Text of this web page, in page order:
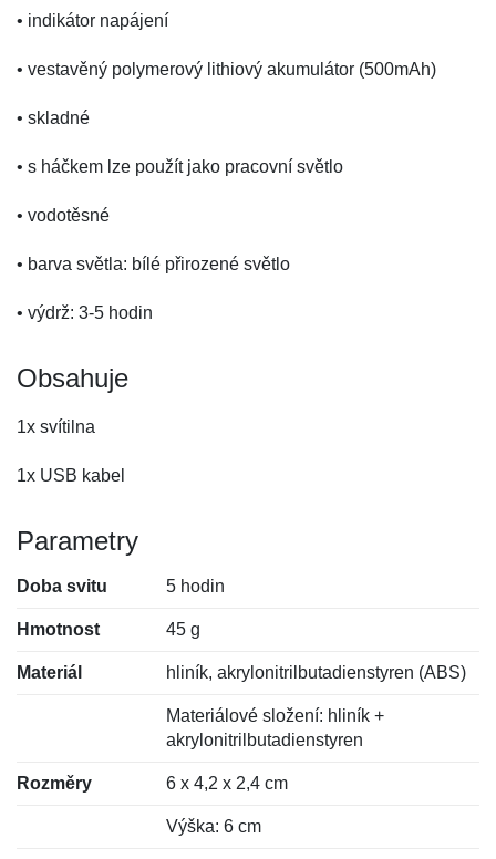
• indikátor napájení
• vestavěný polymerový lithiový akumulátor (500mAh)
• skladné
• s háčkem lze použít jako pracovní světlo
• vodotěsné
• barva světla: bílé přirozené světlo
• výdrž: 3-5 hodin
Obsahuje
1x svítilna
1x USB kabel
Parametry
Doba svitu 5 hodin
Hmotnost 45 g
Materiál hliník, akrylonitrilbutadienstyren (ABS)
Materiálové složení: hliník +
akrylonitrilbutadienstyren
Rozměry 6 x 4,2 x 2,4 cm
Výška: 6 cm